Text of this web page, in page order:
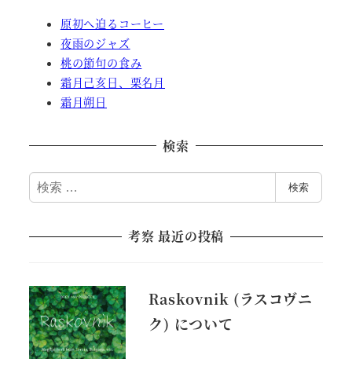
原初へ迫るコーヒー
夜雨のジャズ
桃の節句の食み
霜月己亥日、栗名月
霜月朔日
検索
検
索
検索
考察 最近の投稿
Raskovnik (ラスコヴニ
ク) について